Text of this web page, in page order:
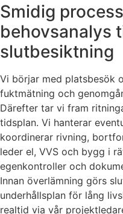
Smidig
behovsanalys
slutbesiktning
Vi börjar med platsbesök
fuktmätning och
Därefter tar vi fram
tidsplan. Vi hanterar
koordinerar rivning,
leder el, VVS och bygg i
egenkontroller och
Innan överlämning görs
underhållsplan för lång
realtid via vår